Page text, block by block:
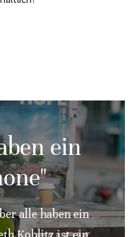
ein
alle haben ein